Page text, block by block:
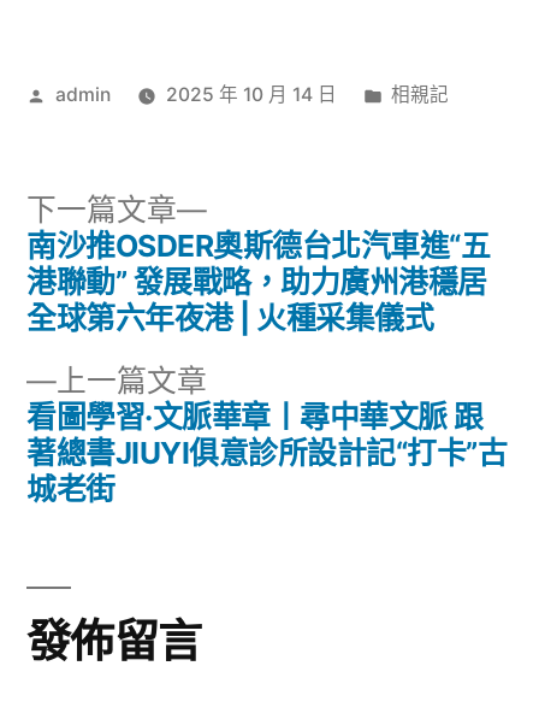
作
admin 2025 年 10 月 14 日
分
相親記
文
章
導
覽
上一篇文章
一
篇
看圖學習·文脈華章丨尋中華文脈 跟
著總書JIUYI俱意診所設計記“打卡”古
城老街
下一篇文章
下
一
篇
文
南沙推OSDER奧斯德台北汽車進“五
港聯動” 發展戰略，助力廣州港穩居
全球第六年夜港 | 火種采集儀式
發佈留言